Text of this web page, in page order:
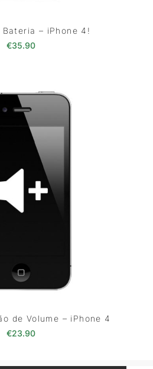
Bateria – iPhone 4!
€35.90
de Volume – iPhone 4
€23.90